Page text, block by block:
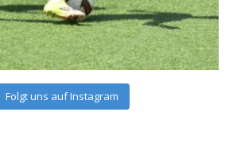
Folgt uns auf Instagram